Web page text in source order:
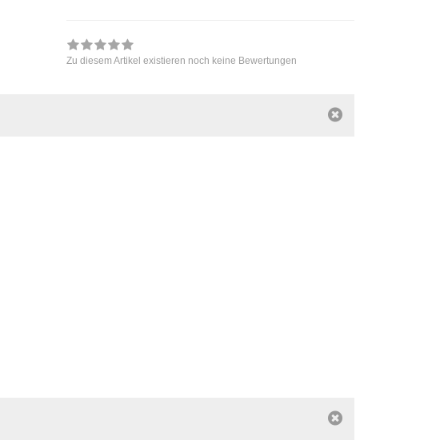
Zu diesem Artikel existieren noch keine Bewertungen